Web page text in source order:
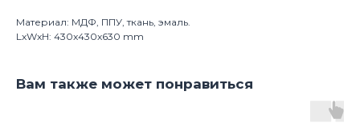
Материал: МДФ, ППУ, ткань, эмаль.
LxWxH: 430x430x630 mm
Вам также может понравиться